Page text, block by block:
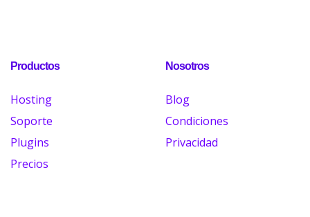
Productos
Hosting
Soporte
Plugins
Precios
Nosotros
Blog
Condiciones
Privacidad